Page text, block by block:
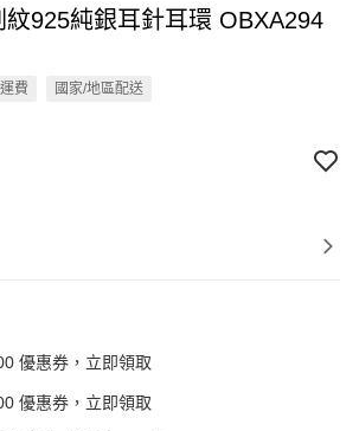
925純銀耳針耳環 OBXA294
費 國家/地區配送
優惠券，立即領取
優惠券，立即領取